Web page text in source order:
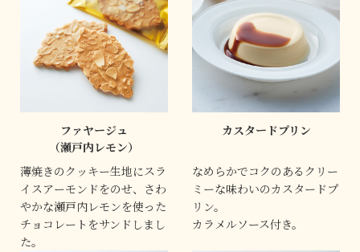
ファヤージュ
（瀬戸内レモン）
薄焼きのクッキー生地にスラ
イスアーモンドをのせ、さわ
やかな瀬戸内レモンを使った
チョコレートをサンドしまし
た。
カスタードプリン
なめらかでコクのあるクリー
ミーな味わいのカスタードプ
リン。
カラメルソース付き。